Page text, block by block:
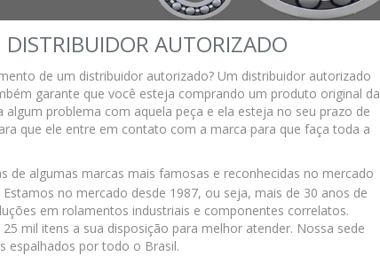
AUTORIZADO
de um distribuidor autorizado? Um distribuidor autorizado
garante que você esteja comprando um produto original da
problema com aquela peça e ela esteja no seu prazo de
que ele entre em contato com a marca para que faça toda a
algumas marcas mais famosas e reconhecidas no mercado
no mercado desde 1987, ou seja, mais de 30 anos de
em rolamentos industriais e componentes correlatos.
mil itens a sua disposição para melhor atender. Nossa sede
espalhados por todo o Brasil.